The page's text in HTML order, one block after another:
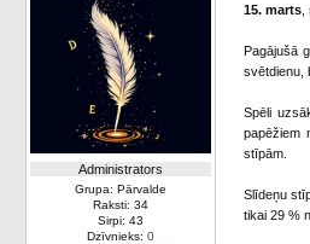
Administrators
Grupa: Pārvalde
Raksti: 34
Sirpi: 43
Dzīvnieks: 0
15. marts,
Pagājušā
svētdienu,
Spēli
papēžiem
stīpām.
Slīdeņu
tikai 29 %